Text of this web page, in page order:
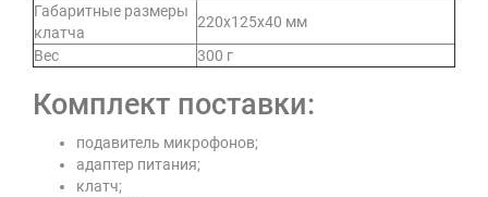
Габаритные размеры
клатча
220x125x40 мм
Вес
300 г
Комплект поставки:
подавитель микрофонов;
адаптер питания;
клатч;